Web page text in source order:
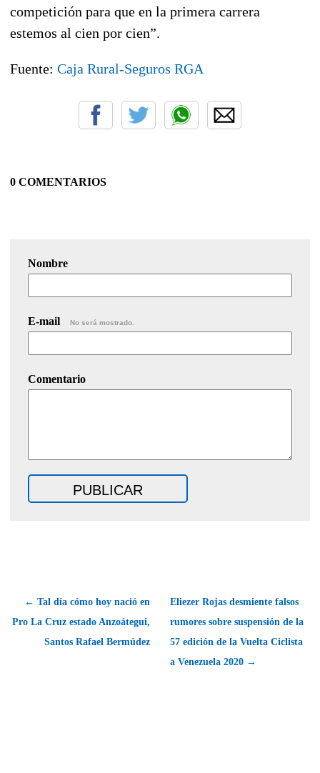
competición para que en la primera carrera
estemos al cien por cien”.
Fuente: Caja Rural-Seguros RGA
0 COMENTARIOS
Nombre
E-mail No será mostrado.
Comentario
← Tal día cómo hoy nació en
Pro La Cruz estado Anzoátegui,
Santos Rafael Bermúdez
Eliezer Rojas desmiente falsos
rumores sobre suspensión de la
57 edición de la Vuelta Ciclista
a Venezuela 2020 →